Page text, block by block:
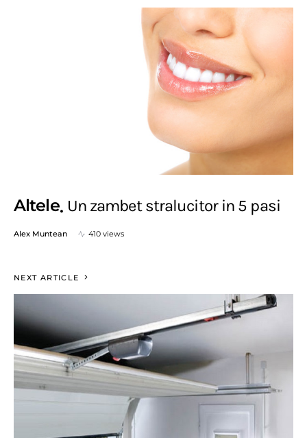
Altele Un zambet stralucitor in 5 pasi
Alex Muntean 410 views
NEXT ARTICLE